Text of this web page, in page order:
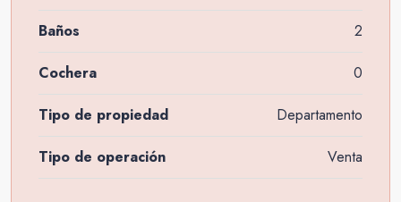
Baños 2
Cochera 0
Tipo de propiedad Departamento
Tipo de operación Venta